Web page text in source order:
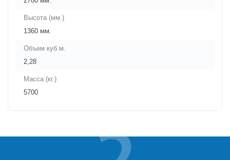
Высота (мм.)
1360 мм.
Объем куб.м.
2,28
Масса (кг.)
5700